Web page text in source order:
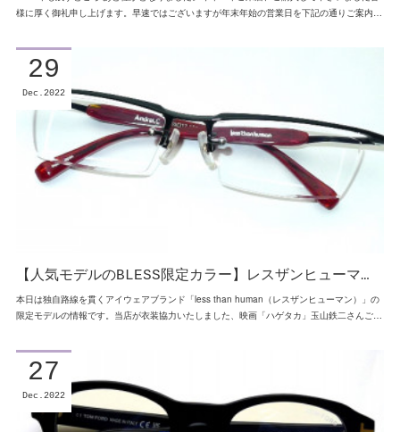
様に厚く御礼申し上げます。早速ではございますが年末年始の営業日を下記の通りご案内…
【人気モデルのBLESS限定カラー】レスザンヒューマ…
本日は独自路線を貫くアイウェアブランド「less than human（レスザンヒューマン）」の
限定モデルの情報です。当店が衣装協力いたしました、映画「ハゲタカ」玉山鉄二さんご…
29
Dec 2022
27
Dec 2022